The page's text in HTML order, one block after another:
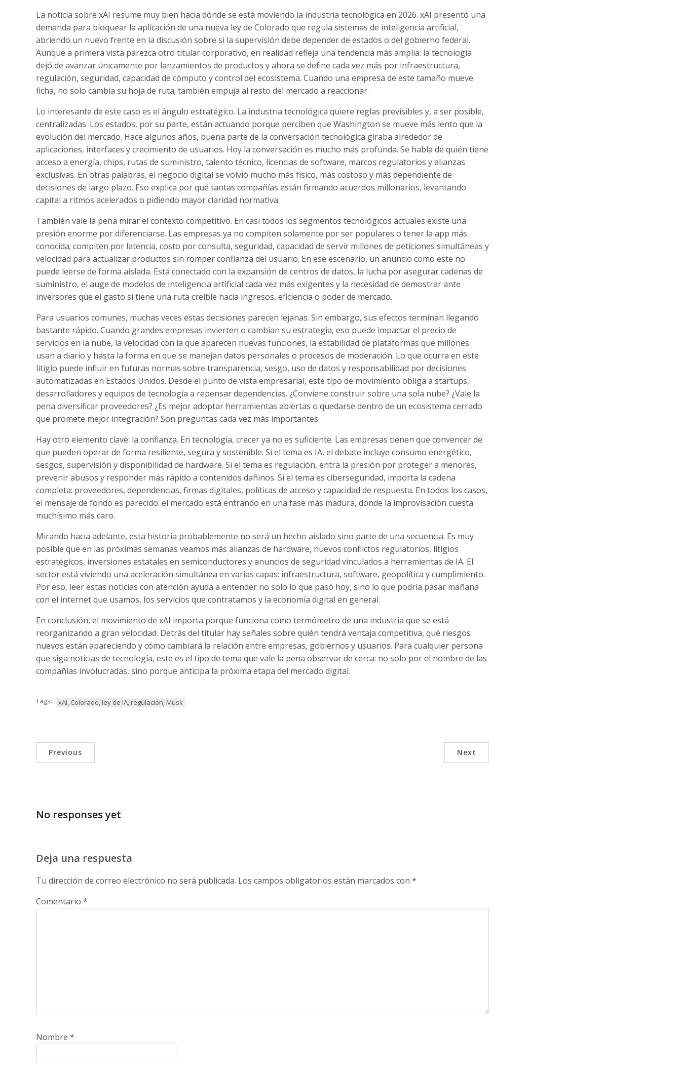
La noticia sobre xAI resume muy bien hacia dónde se está moviendo la industria tecnológica en 2026. xAI presentó una
demanda para bloquear la aplicación de una nueva ley de Colorado que regula sistemas de inteligencia artificial,
abriendo un nuevo frente en la discusión sobre si la supervisión debe depender de estados o del gobierno federal.
Aunque a primera vista parezca otro titular corporativo, en realidad refleja una tendencia más amplia: la tecnología
dejó de avanzar únicamente por lanzamientos de productos y ahora se define cada vez más por infraestructura,
regulación, seguridad, capacidad de cómputo y control del ecosistema. Cuando una empresa de este tamaño mueve
ficha, no solo cambia su hoja de ruta; también empuja al resto del mercado a reaccionar.
Lo interesante de este caso es el ángulo estratégico. La industria tecnológica quiere reglas previsibles y, a ser posible,
centralizadas. Los estados, por su parte, están actuando porque perciben que Washington se mueve más lento que la
evolución del mercado. Hace algunos años, buena parte de la conversación tecnológica giraba alrededor de
aplicaciones, interfaces y crecimiento de usuarios. Hoy la conversación es mucho más profunda. Se habla de quién tiene
acceso a energía, chips, rutas de suministro, talento técnico, licencias de software, marcos regulatorios y alianzas
exclusivas. En otras palabras, el negocio digital se volvió mucho más físico, más costoso y más dependiente de
decisiones de largo plazo. Eso explica por qué tantas compañías están firmando acuerdos millonarios, levantando
capital a ritmos acelerados o pidiendo mayor claridad normativa.
También vale la pena mirar el contexto competitivo. En casi todos los segmentos tecnológicos actuales existe una
presión enorme por diferenciarse. Las empresas ya no compiten solamente por ser populares o tener la app más
conocida; compiten por latencia, costo por consulta, seguridad, capacidad de servir millones de peticiones simultáneas y
velocidad para actualizar productos sin romper confianza del usuario. En ese escenario, un anuncio como este no
puede leerse de forma aislada. Está conectado con la expansión de centros de datos, la lucha por asegurar cadenas de
suministro, el auge de modelos de inteligencia artificial cada vez más exigentes y la necesidad de demostrar ante
inversores que el gasto sí tiene una ruta creíble hacia ingresos, eficiencia o poder de mercado.
Para usuarios comunes, muchas veces estas decisiones parecen lejanas. Sin embargo, sus efectos terminan llegando
bastante rápido. Cuando grandes empresas invierten o cambian su estrategia, eso puede impactar el precio de
servicios en la nube, la velocidad con la que aparecen nuevas funciones, la estabilidad de plataformas que millones
usan a diario y hasta la forma en que se manejan datos personales o procesos de moderación. Lo que ocurra en este
litigio puede influir en futuras normas sobre transparencia, sesgo, uso de datos y responsabilidad por decisiones
automatizadas en Estados Unidos. Desde el punto de vista empresarial, este tipo de movimiento obliga a startups,
desarrolladores y equipos de tecnología a repensar dependencias. ¿Conviene construir sobre una sola nube? ¿Vale la
pena diversificar proveedores? ¿Es mejor adoptar herramientas abiertas o quedarse dentro de un ecosistema cerrado
que promete mejor integración? Son preguntas cada vez más importantes.
Hay otro elemento clave: la confianza. En tecnología, crecer ya no es suficiente. Las empresas tienen que convencer de
que pueden operar de forma resiliente, segura y sostenible. Si el tema es IA, el debate incluye consumo energético,
sesgos, supervisión y disponibilidad de hardware. Si el tema es regulación, entra la presión por proteger a menores,
prevenir abusos y responder más rápido a contenidos dañinos. Si el tema es ciberseguridad, importa la cadena
completa: proveedores, dependencias, firmas digitales, políticas de acceso y capacidad de respuesta. En todos los casos,
el mensaje de fondo es parecido: el mercado está entrando en una fase más madura, donde la improvisación cuesta
muchísimo más caro.
Mirando hacia adelante, esta historia probablemente no será un hecho aislado sino parte de una secuencia. Es muy
posible que en las próximas semanas veamos más alianzas de hardware, nuevos conflictos regulatorios, litigios
estratégicos, inversiones estatales en semiconductores y anuncios de seguridad vinculados a herramientas de IA. El
sector está viviendo una aceleración simultánea en varias capas: infraestructura, software, geopolítica y cumplimiento.
Por eso, leer estas noticias con atención ayuda a entender no solo lo que pasó hoy, sino lo que podría pasar mañana
con el internet que usamos, los servicios que contratamos y la economía digital en general.
En conclusión, el movimiento de xAI importa porque funciona como termómetro de una industria que se está
reorganizando a gran velocidad. Detrás del titular hay señales sobre quién tendrá ventaja competitiva, qué riesgos
nuevos están apareciendo y cómo cambiará la relación entre empresas, gobiernos y usuarios. Para cualquier persona
que siga noticias de tecnología, este es el tipo de tema que vale la pena observar de cerca: no solo por el nombre de las
compañías involucradas, sino porque anticipa la próxima etapa del mercado digital.
Tags: xAI, Colorado, ley de IA, regulación, Musk
Previous Next
No responses yet
Deja una respuesta
Tu dirección de correo electrónico no será publicada. Los campos obligatorios están marcados con *
Comentario *
Nombre *